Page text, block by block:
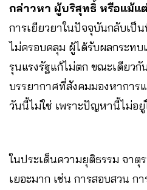
กล่าวหา ผู้บริสุทธิ์ หรือแม้แ
การเยียวยาในปัจจุบันกลับเป็
ไม่ครอบคลุม ผู้ได้รับผลกระท
รุนแรงรัฐแก้ไม่ตก ขณะเดียว
บรรยากาศที่สังคมมองหากา
วันนี้ไม่ใช่ เพราะปัญหานี้ไม่อยู่
ในประเด็นความยุติธรรม จาตุ
เยอะมาก เช่น การสอบสวน ก